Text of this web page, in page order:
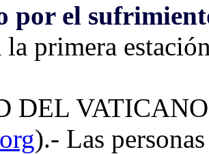
por el
la primera
DEL
).- Las